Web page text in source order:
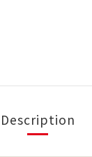
Description